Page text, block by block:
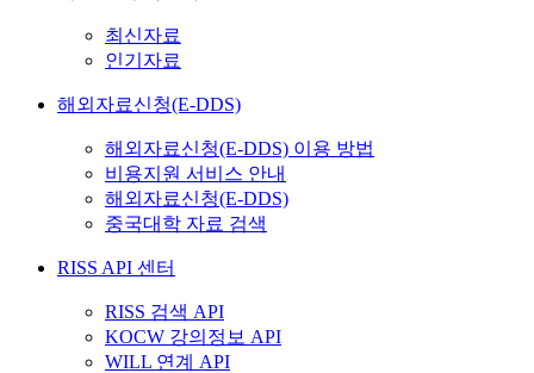
최신자료
인기자료
해외자료신청(E-DDS)
해외자료신청(E-DDS) 이용 방법
비용지원 서비스 안내
해외자료신청(E-DDS)
중국대학 자료 검색
RISS API 센터
RISS 검색 API
KOCW 강의정보 API
WILL 연계 API